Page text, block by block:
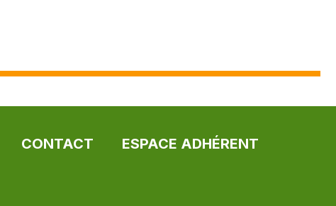
CONTACT ESPACE ADHÉRENT